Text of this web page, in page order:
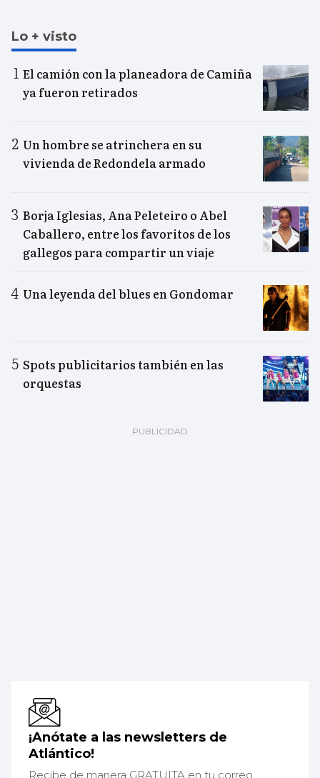
Lo + visto
El camión con la planeadora de Camiña
ya fueron retirados
Un hombre se atrinchera en su
vivienda de Redondela armado
Borja Iglesias, Ana Peleteiro o Abel
Caballero, entre los favoritos de los
gallegos para compartir un viaje
Una leyenda del blues en Gondomar
Spots publicitarios también en las
orquestas
¡Anótate a las newsletters de
Atlántico!
Recibe de manera GRATUITA en tu correo